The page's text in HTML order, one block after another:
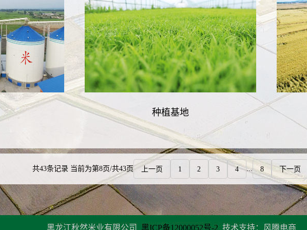
种植基地
共43条记录 当前为第8页/共43页 上一页 1 2 3 4 ... 8 下一页
黑龙江秋然米业有限公司 黑ICP备12000052号-2 技术支持：风腾电商